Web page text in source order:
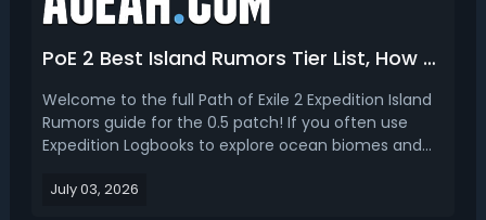
PoE 2 Best Island Rumors Tier List, How to Get & Use
Welcome to the full Path of Exile 2 Expedition Island
Rumors guide for the 0.5 patch! If you often use
Expedition Logbooks to explore ocean biomes and
the three-line Island Rumors text section before
July 03, 2026